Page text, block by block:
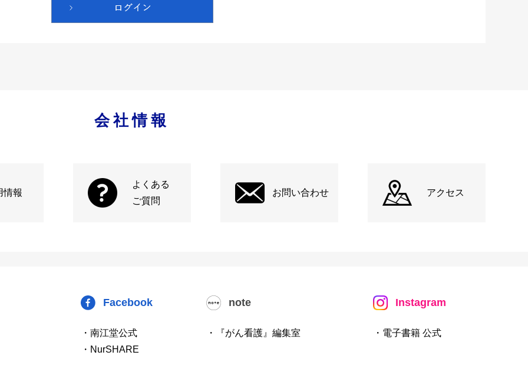
会社情報
情報
よくある
ご質問
お問い合わせ アクセス
Facebook
・南江堂公式
・NurSHARE
note
・『がん看護』編集室
Instagram
・電子書籍 公式